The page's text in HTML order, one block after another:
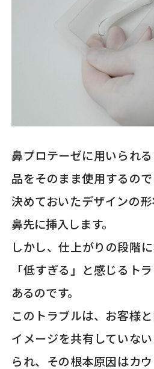
鼻プロテーゼに用いられ
品をそのまま使用するの
決めておいたデザインの
鼻先に挿入します。
しかし、仕上がりの段階
「低すぎる」と感じるト
あるのです。
このトラブルは、お客様
イメージを共有していな
られ、その根本原因はカ